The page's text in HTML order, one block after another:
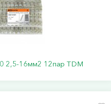
2,5-16мм2 12пар TDM